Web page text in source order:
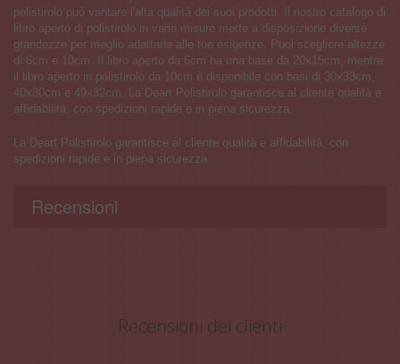
polistirolo può vantare l'alta qualità dei suoi prodotti. Il nostro catalogo di
libro aperto di polistirolo in varie misure mette a disposizione diverse
grandezze per meglio adattarle alle tue esigenze. Puoi scegliere altezze
di 6cm e 10cm. Il libro aperto da 6cm ha una base da 20x15cm, mentre
il libro aperto in polistirolo da 10cm è disponibile con basi di 30x33cm,
40x30cm e 49x32cm. La Deart Polistirolo garantisce al cliente qualità e
affidabilità, con spedizioni rapide e in piena sicurezza.
La Deart Polistirolo garantisce al cliente qualità e affidabilità, con
spedizioni rapide e in piena sicurezza.
Recensioni
Recensioni dei clienti